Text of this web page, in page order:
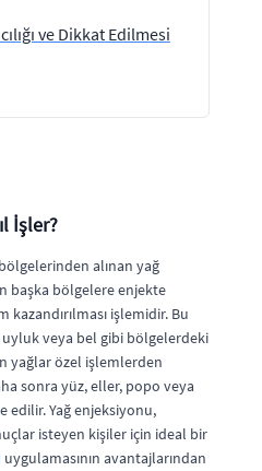
ve Dikkat Edilmesi
İşler?
alınan yağ
başka bölgelere enjekte
işlemidir. Bu
veya bel gibi bölgelerdeki
yağlar özel işlemlerden
sonra yüz, eller, popo veya
edilir. Yağ enjeksiyonu,
isteyen kişiler için ideal bir
uygulamasının avantajlarından